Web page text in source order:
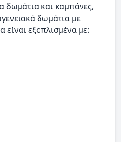
δωμάτια και καμπάνες,
δωμάτια με
είναι εξοπλισμένα με: